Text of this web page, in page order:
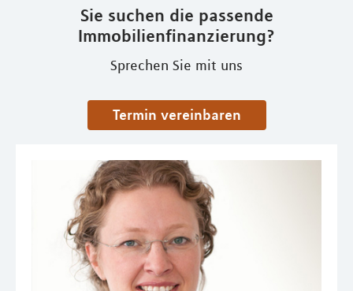
Sie suchen die passende
Immobilienfinanzierung?
Sprechen Sie mit uns
Termin vereinbaren